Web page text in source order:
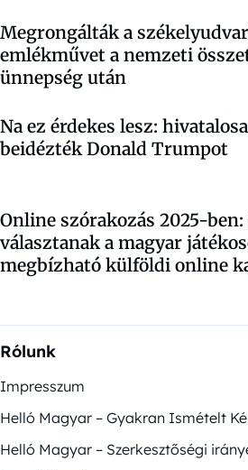
Megrongálták a
emlékművet a nemzeti
ünnepség után
Na ez érdekes lesz:
beidézték Donald Trumpot
Online szórakozás 2025-
választanak a magyar
megbízható külföldi online
Rólunk
Impresszum
Helló Magyar – Gyakran Ismételt
Helló Magyar – Szerkesztőségi